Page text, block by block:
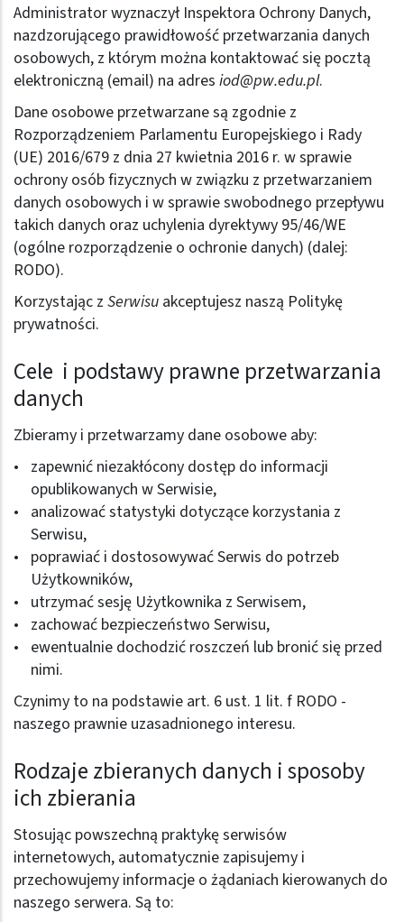
Administrator wyznaczył Inspektora Ochrony Danych,
nazdzorującego prawidłowość przetwarzania danych
osobowych, z którym można kontaktować się pocztą
elektroniczną (email) na adres iod@pw.edu.pl.
Dane osobowe przetwarzane są zgodnie z
Rozporządzeniem Parlamentu Europejskiego i Rady
(UE) 2016/679 z dnia 27 kwietnia 2016 r. w sprawie
ochrony osób fizycznych w związku z przetwarzaniem
danych osobowych i w sprawie swobodnego przepływu
takich danych oraz uchylenia dyrektywy 95/46/WE
(ogólne rozporządzenie o ochronie danych) (dalej:
RODO).
Korzystając z Serwisu akceptujesz naszą Politykę
prywatności.
Cele i podstawy prawne przetwarzania
danych
Zbieramy i przetwarzamy dane osobowe aby:
zapewnić niezakłócony dostęp do informacji
opublikowanych w Serwisie,
analizować statystyki dotyczące korzystania z
Serwisu,
poprawiać i dostosowywać Serwis do potrzeb
Użytkowników,
utrzymać sesję Użytkownika z Serwisem,
zachować bezpieczeństwo Serwisu,
ewentualnie dochodzić roszczeń lub bronić się przed
nimi.
Czynimy to na podstawie art. 6 ust. 1 lit. f RODO -
naszego prawnie uzasadnionego interesu.
Rodzaje zbieranych danych i sposoby
ich zbierania
Stosując powszechną praktykę serwisów
internetowych, automatycznie zapisujemy i
przechowujemy informacje o żądaniach kierowanych do
naszego serwera. Są to: